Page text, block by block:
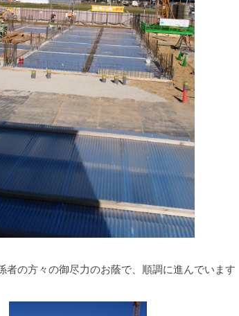
者の方々の御尽力のお蔭で、順調に進んでいます